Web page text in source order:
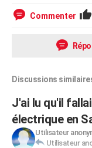
Commenter
Discussions
J'ai lu qu'il
électrique en
Utilisateur
Utilisateur